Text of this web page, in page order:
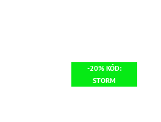
-20% KÓD:
STORM